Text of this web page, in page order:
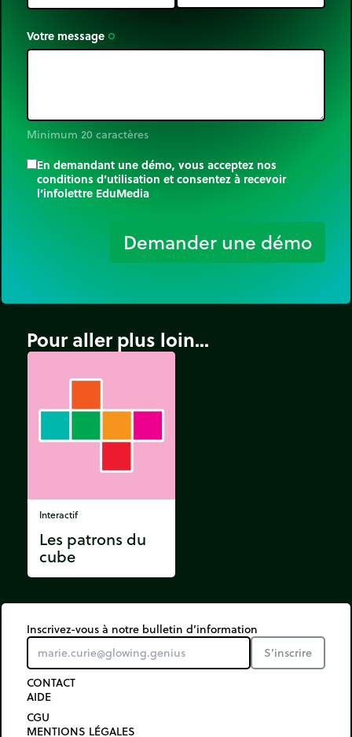
Votre message trip_origin
Minimum 20 caractères
En demandant une démo, vous acceptez nos
conditions d’utilisation et consentez à recevoir
l’infolettre EduMedia
Demander une démo
Pour aller plus loin...
Interactif
Les patrons du
cube
Inscrivez-vous à notre bulletin d’information
S’inscrire
CONTACT
AIDE
CGU
MENTIONS LÉGALES